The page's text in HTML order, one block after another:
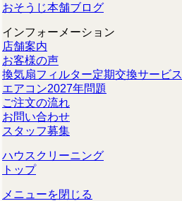
おそうじ本舗ブログ
インフォーメーション
店舗案内
お客様の声
換気扇フィルター定期交換サービス
エアコン2027年問題
ご注文の流れ
お問い合わせ
スタッフ募集
ハウスクリーニング
トップ
メニューを閉じる